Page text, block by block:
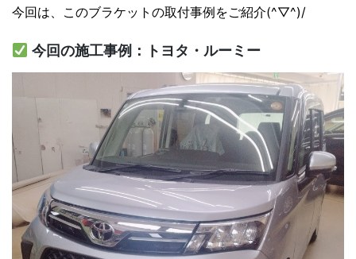
今回は、このブラケットの取付事例をご紹介(^▽^)/
今回の施工事例：トヨタ・ルーミー